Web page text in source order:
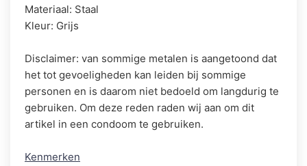
Materiaal: Staal
Kleur: Grijs
Disclaimer: van sommige metalen is aangetoond dat
het tot gevoeligheden kan leiden bij sommige
personen en is daarom niet bedoeld om langdurig te
gebruiken. Om deze reden raden wij aan om dit
artikel in een condoom te ​​gebruiken.
Kenmerken